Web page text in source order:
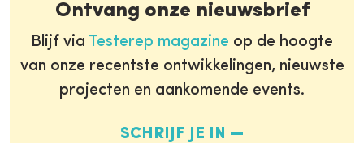
Ontvang onze nieuwsbrief
Blijf via Testerep magazine op de hoogte
van onze recentste ontwikkelingen, nieuwste
projecten en aankomende events.
SCHRIJF JE IN